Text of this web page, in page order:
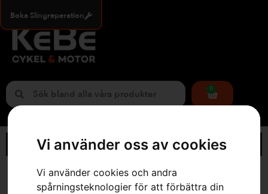
Vi använder oss av cookies
Vi använder cookies och andra
spårningsteknologier för att förbättra din
Boka Slingreperation
0
»Webbutik»Husqvarna Aspire™ LC34 – utan batteri och laddare